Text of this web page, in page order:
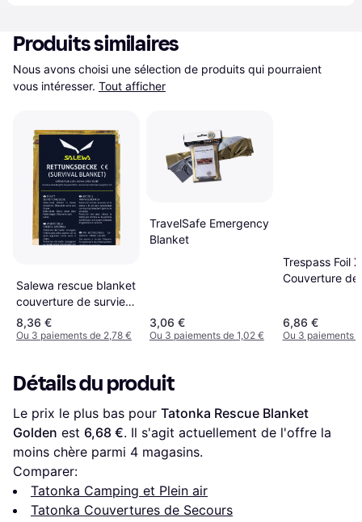
Produits similaires
Nous avons choisi une sélection de produits qui pourraient
vous intéresser. Tout afficher
Salewa rescue blanket
couverture de survie
or 00-
0000002380_999
8,36 €
Ou 3 paiements de 2,78 €
TravelSafe Emergency
Blanket
3,06 €
Ou 3 paiements de 1,02 €
Trespass Foil X
Couverture de
6,86 €
Ou 3 paiements
Détails du produit
Le prix le plus bas pour Tatonka Rescue Blanket
Golden est 6,68 €. Il s'agit actuellement de l'offre la
moins chère parmi 4 magasins.
Comparer:
Tatonka Camping et Plein air
Tatonka Couvertures de Secours